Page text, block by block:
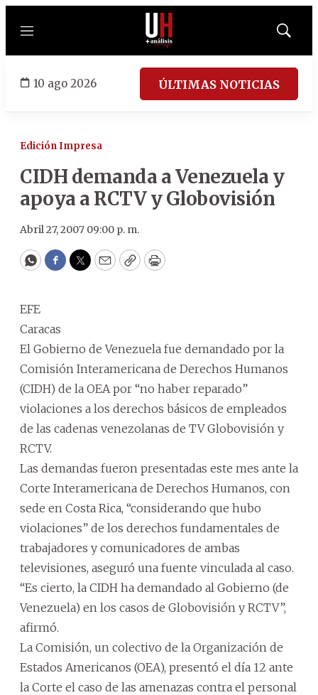
Menú
Mostrar
10 ago 2026 ÚLTIMAS NOTICIAS
Edición Impresa
CIDH demanda a Venezuela y
apoya a RCTV y Globovisión
Abril 27, 2007 09:00 p. m.
WhatsApp
Facebook
Twitter
EmailCopyPrint
EFE
Caracas
El Gobierno de Venezuela fue demandado por la
Comisión Interamericana de Derechos Humanos
(CIDH) de la OEA por “no haber reparado”
violaciones a los derechos básicos de empleados
de las cadenas venezolanas de TV Globovisión y
RCTV.
Las demandas fueron presentadas este mes ante la
Corte Interamericana de Derechos Humanos, con
sede en Costa Rica, “considerando que hubo
violaciones” de los derechos fundamentales de
trabajadores y comunicadores de ambas
televisiones, aseguró una fuente vinculada al caso.
“Es cierto, la CIDH ha demandado al Gobierno (de
Venezuela) en los casos de Globovisión y RCTV”,
afirmó.
La Comisión, un colectivo de la Organización de
Estados Americanos (OEA), presentó el día 12 ante
la Corte el caso de las amenazas contra el personal